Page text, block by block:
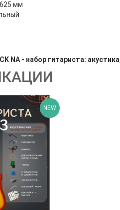
мм
NA - набор гитариста:
NEW